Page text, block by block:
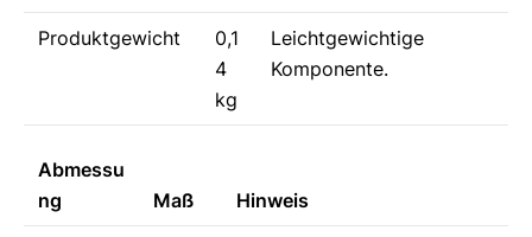
Produktgewicht
0,1
4
kg
Leichtgewichtige
Komponente.
Abmessu
ng
Maß Hinweis